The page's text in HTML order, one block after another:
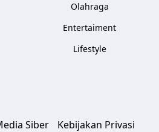
Olahraga
Entertaiment
Lifestyle
Siber Kebijakan Privasi